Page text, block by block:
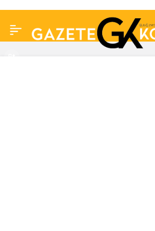
Annemin aldığı altın